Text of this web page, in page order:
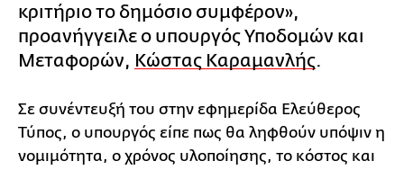
κριτήριο το δημόσιο συμφέρον»,
προανήγγειλε ο υπουργός Υποδομών και
Μεταφορών, Κώστας Καραμανλής.
Σε συνέντευξή του στην εφημερίδα Ελεύθερος
Τύπος, ο υπουργός είπε πως θα ληφθούν υπόψιν η
νομιμότητα, ο χρόνος υλοποίησης, το κόστος και